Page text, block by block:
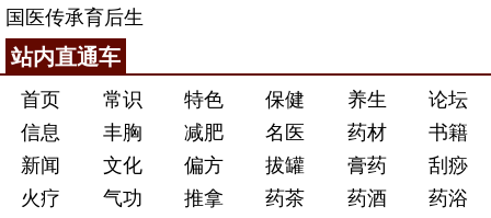
国医传承育后生
站内直通车
首页 常识 特色 保健 养生
论坛
信息
丰胸 减肥 名医 药材
书籍
新闻
文化 偏方 拔罐 膏药
刮痧
火疗
气功 推拿 药茶 药酒
药浴